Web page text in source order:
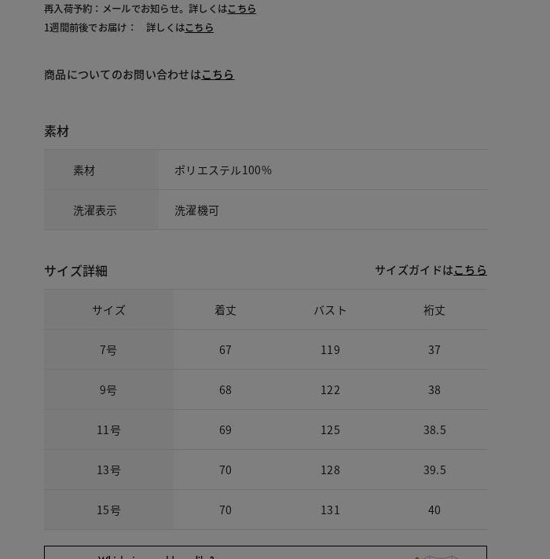
再入荷予約：メールでお知らせ。詳しくはこちら
1週間前後でお届け： 詳しくはこちら
商品についてのお問い合わせはこちら
素材
素材 ポリエステル100%
洗濯表示 洗濯機可
サイズ詳細 サイズガイドはこちら
サイズ 着丈 バスト 裄丈
7号 67 119 37
9号 68 122 38
11号 69 125 38.5
13号 70 128 39.5
15号 70 131 40